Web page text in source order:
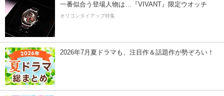
一番似合う登場人物は…『VIVANT』限定ウオッチ
オリコンタイアップ特集
2026年7月夏ドラマも、注目作＆話題作が勢ぞろい！